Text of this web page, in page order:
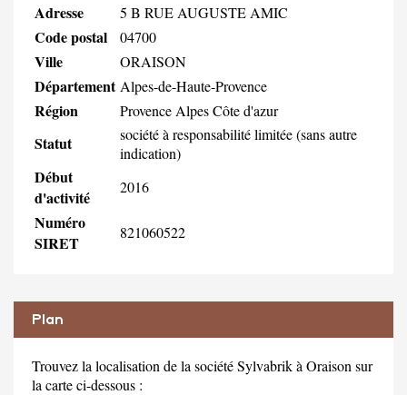
Adresse 5 B RUE AUGUSTE AMIC
Code postal 04700
Ville ORAISON
Département Alpes-de-Haute-Provence
Région Provence Alpes Côte d'azur
Statut
société à responsabilité limitée (sans autre
indication)
Début
d'activité
2016
Numéro
SIRET
821060522
Plan
Trouvez la localisation de la société Sylvabrik à Oraison sur
la carte ci-dessous :